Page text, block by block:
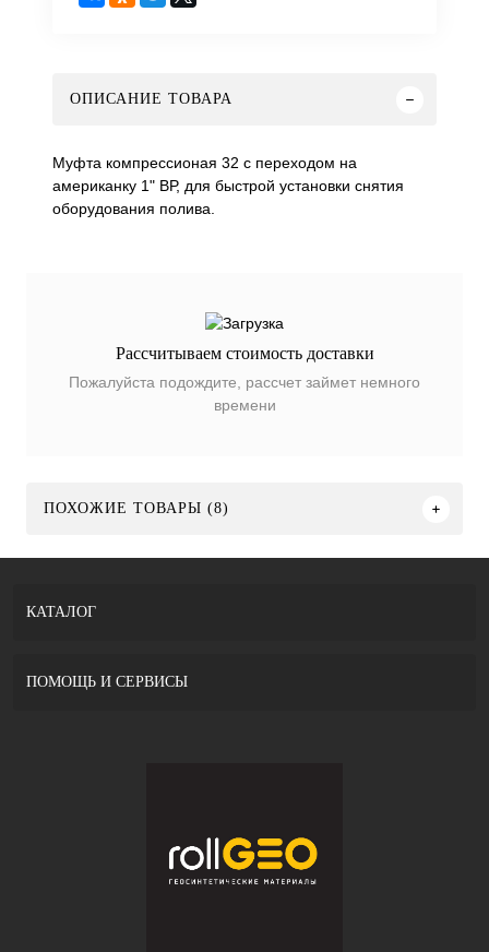
ОПИСАНИЕ ТОВАРА
Муфта компрессионая 32 с переходом на
американку 1" ВР, для быстрой установки снятия
оборудования полива.
Рассчитываем стоимость доставки
Пожалуйста подождите, рассчет займет немного
времени
ПОХОЖИЕ ТОВАРЫ (8)
КАТАЛОГ
ПОМОЩЬ И СЕРВИСЫ